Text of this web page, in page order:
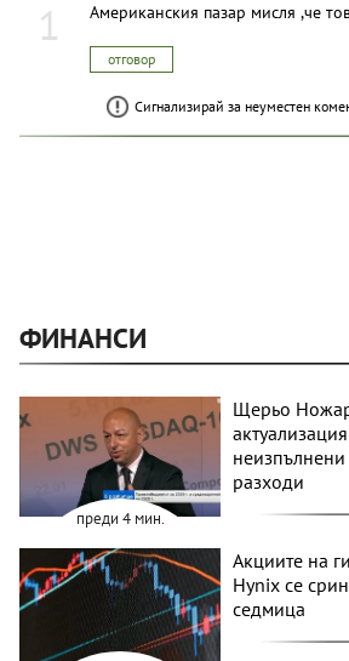
1
Американския пазар мисля ,че
отговор
Сигнализирай за неуместен
ФИНАНСИ
преди 4 мин.
Щерьо
разходи
Акциите на
Hynix се
седмица